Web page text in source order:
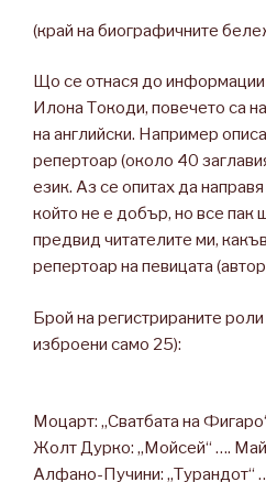
(край на биографичните
Що се отнася до информации
Илона Токоди, повечето са
на английски. Например
репертоар (около 40
език. Аз се опитах да
който не е добър, но все пак
предвид читателите ми,
репертоар на певицата
Брой на регистрираните
изброени само 25):
Моцарт: „Сватбата на
Жолт Дурко: „Мойсей“ ….
Алфано-Пучини: „Турандот“